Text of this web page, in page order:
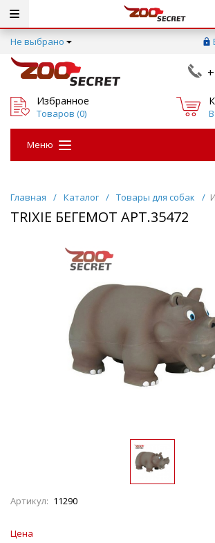
Не выбрано
Избранное
Товаров (0)
Меню
Главная / Каталог / Товары для собак /
TRIXIE БЕГЕМОТ АРТ.35472
Артикул: 11290
Цена